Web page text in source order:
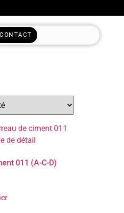
CONTACT
011 (A-C-D)